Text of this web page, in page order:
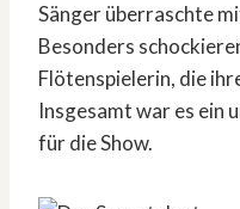
Sänger überraschte
Besonders
Flötenspielerin, die
Insgesamt war es ein
für die Show.